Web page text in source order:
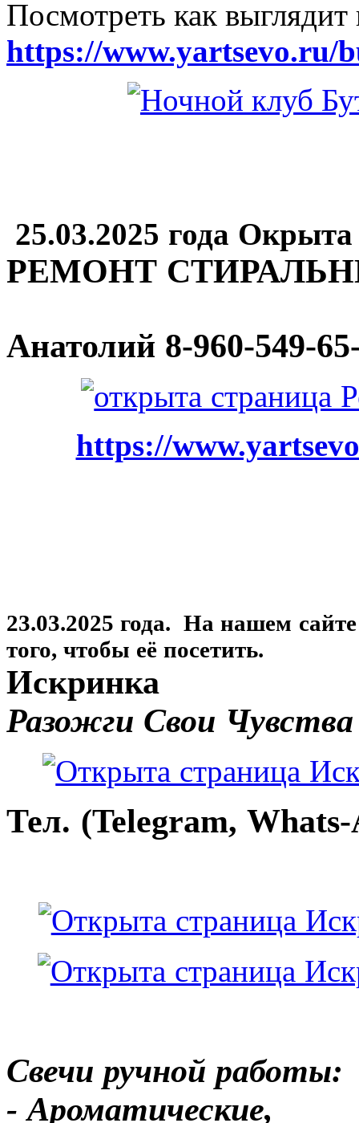
Посмотреть как
https://www.yartsevo.ru/
25.03.2025 года
РЕМОНТ
Анатолий 8-960-549-
https://
23.03.2025 года. На нашем
того, чтобы её посетить.
Искринка
Разожги Свои Чувства
Тел. (Telegram,
Свечи ручной работы:
- Ароматические,